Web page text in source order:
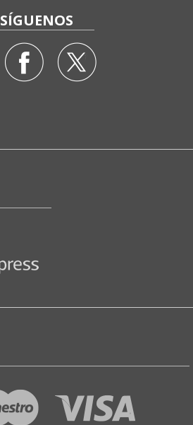
SÍGUENOS